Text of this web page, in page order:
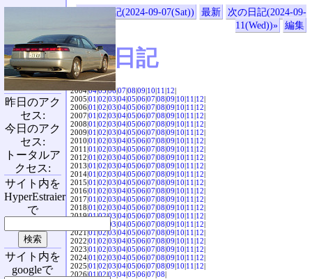
«前の日記(2024-09-07(Sat)) 最新
次の日記(2024-09-
11(Wed))»
編集
SVX日記
2004|04|05|06|07|08|09|10|11|12|
2005|01|02|03|04|05|06|07|08|09|10|11|12|
2006|01|02|03|04|05|06|07|08|09|10|11|12|
2007|01|02|03|04|05|06|07|08|09|10|11|12|
2008|01|02|03|04|05|06|07|08|09|10|11|12|
2009|01|02|03|04|05|06|07|08|09|10|11|12|
2010|01|02|03|04|05|06|07|08|09|10|11|12|
2011|01|02|03|04|05|06|07|08|09|10|11|12|
2012|01|02|03|04|05|06|07|08|09|10|11|12|
2013|01|02|03|04|05|06|07|08|09|10|11|12|
2014|01|02|03|04|05|06|07|08|09|10|11|12|
2015|01|02|03|04|05|06|07|08|09|10|11|12|
2016|01|02|03|04|05|06|07|08|09|10|11|12|
2017|01|02|03|04|05|06|07|08|09|10|11|12|
2018|01|02|03|04|05|06|07|08|09|10|11|12|
2019|01|02|03|04|05|06|07|08|09|10|11|12|
03|04|05|06|07|08|09|10|11|12|
2021|01|02|03|04|05|06|07|08|09|10|11|12|
2022|01|02|03|04|05|06|07|08|09|10|11|12|
2023|01|02|03|04|05|06|07|08|09|10|11|12|
2024|01|02|03|04|05|06|07|08|09|10|11|12|
2025|01|02|03|04|05|06|07|08|09|10|11|12|
2026|01|02|03|04|05|06|07|08|
昨日のアク
セス:
今日のアク
セス:
トータルア
クセス:
サイト内を
HyperEstraier
で
サイト内を
googleで